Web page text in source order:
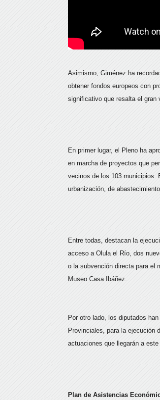
Asimismo, Giménez ha
obtener fondos europeos con
significativo que resalta el gran
En primer lugar, el Pleno ha
en marcha de proyectos que
vecinos de los 103 municipios.
urbanización, de
Entre todas, destacan la
acceso a Olula el Río, dos
o la subvención directa para el
Museo Casa Ibáñez.
Por otro lado, los diputados
Provinciales, para la ejecución
actuaciones que llegarán a
Plan de Asistencias